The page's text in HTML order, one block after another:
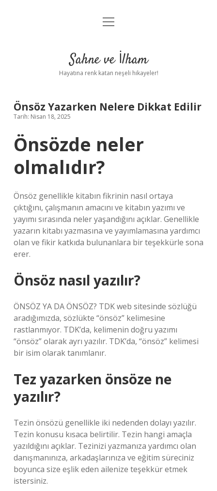
Anasayfa
Yasal Uyarı
menüyü
Sahne ve İlham
Hayatına renk katan neşeli hikayeler!
Önsöz Yazarken Nelere Dikkat Edilir
Tarih: Nisan 18, 2025
Önsözde neler
olmalıdır?
Önsöz genellikle kitabın fikrinin nasıl ortaya
çıktığını, çalışmanın amacını ve kitabın yazımı ve
yayımı sırasında neler yaşandığını açıklar. Genellikle
yazarın kitabı yazmasına ve yayımlamasına yardımcı
olan ve fikir katkıda bulunanlara bir teşekkürle sona
erer.
Önsöz nasıl yazılır?
ÖNSÖZ YA DA ÖNSÖZ? TDK web sitesinde sözlüğü
aradığımızda, sözlükte “önsöz” kelimesine
rastlanmıyor. TDK’da, kelimenin doğru yazımı
“önsöz” olarak ayrı yazılır. TDK’da, “önsöz” kelimesi
bir isim olarak tanımlanır.
Tez yazarken önsöze ne
yazılır?
Tezin önsözü genellikle iki nedenden dolayı yazılır.
Tezin konusu kısaca belirtilir. Tezin hangi amaçla
yazıldığını açıklar. Tezinizi yazmanıza yardımcı olan
danışmanınıza, arkadaşlarınıza ve eğitim süreciniz
boyunca size eşlik eden ailenize teşekkür etmek
istersiniz.